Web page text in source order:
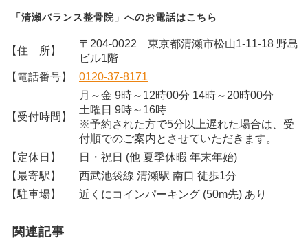
「清瀬バランス整骨院」へのお電話はこちら
【住 所】
〒204-0022 東京都清瀬市松山1-11-18 野島
ビル1階
【電話番号】
0120-37-8171
【受付時間】
月～金 9時～12時00分 14時～20時00分
土曜日 9時～16時
※予約された方で5分以上遅れた場合は、受
付順でのご案内とさせていただきます。
【定休日】
日・祝日 (他 夏季休暇 年末年始)
【最寄駅】
西武池袋線 清瀬駅 南口 徒歩1分
【駐車場】
近くにコインパーキング (50m先) あり
関連記事